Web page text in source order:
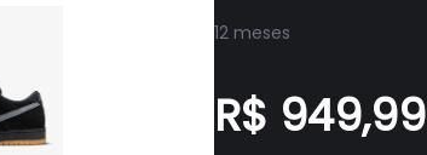
12 meses
R$ 949,99